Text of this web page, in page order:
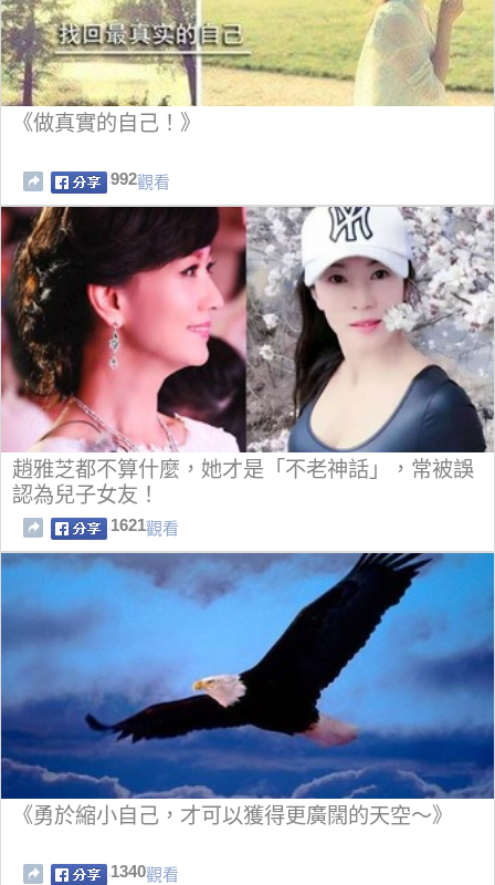
《做真實的自己！》
992觀看
趙雅芝都不算什麼，她才是「不老神話」，常被誤
認為兒子女友！
1621觀看
《勇於縮小自己，才可以獲得更廣闊的天空～》
1340觀看